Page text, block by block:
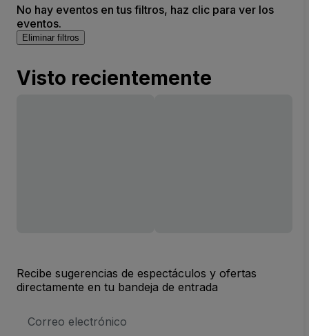
No hay eventos en tus filtros, haz clic para ver los
eventos.
Eliminar filtros
Visto recientemente
Recibe sugerencias de espectáculos y ofertas
directamente en tu bandeja de entrada
de